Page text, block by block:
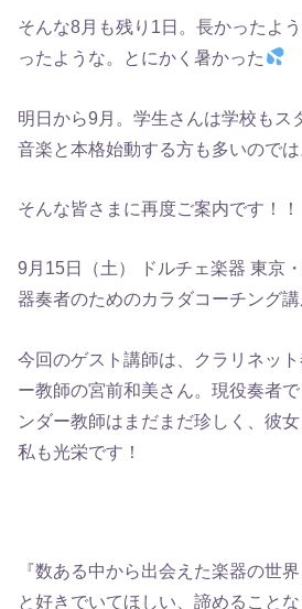
そんな8月も残り1日。長かったよ
ったような。とにかく暑かった
明日から9月。学生さんは学校もス
音楽と本格始動する方も多いのでは
そんな皆さまに再度ご案内です！！
9月15日（土） ドルチェ楽器 東京
器奏者のためのカラダコーチング講
今回のゲスト講師は、クラリネッ
ー教師の宮前和美さん。現役奏者
ンダー教師はまだまだ珍しく、彼
私も光栄です！
『数ある中から出会えた楽器の世
と好きでいてほしい、諦めること